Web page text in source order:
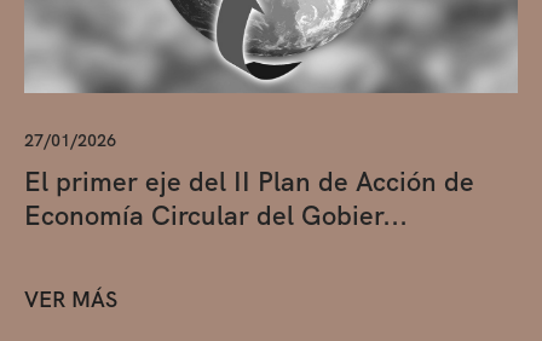
27/01/2026
El primer eje del II Plan de Acción de
Economía Circular del Gobier...
VER MÁS